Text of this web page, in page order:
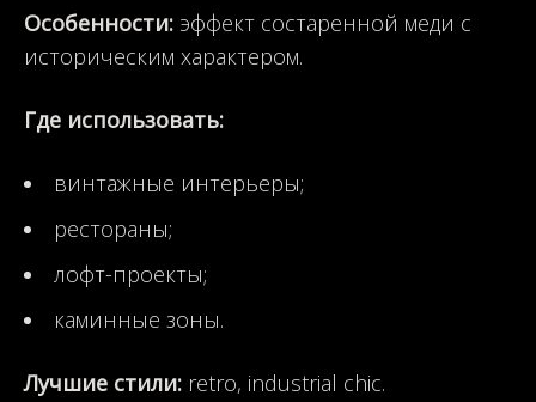
Особенности: эффект состаренной меди с
историческим характером.
Где использовать:
винтажные интерьеры;
рестораны;
лофт-проекты;
каминные зоны.
Лучшие стили: retro, industrial chic.